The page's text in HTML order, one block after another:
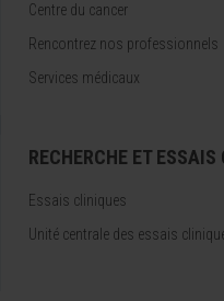
Centre du cancer
Rencontrez nos professionnels
Services médicaux
RECHERCHE ET ESSAIS
Essais cliniques
Unité centrale des essais